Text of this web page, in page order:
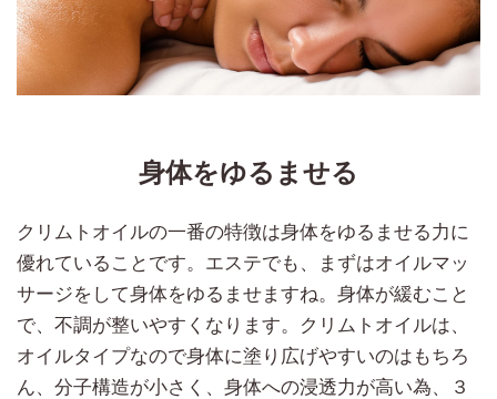
身体をゆるませる
クリムトオイルの一番の特徴は身体をゆるませる力に
優れていることです。エステでも、まずはオイルマッ
サージをして身体をゆるませますね。身体が緩むこと
で、不調が整いやすくなります。クリムトオイルは、
オイルタイプなので身体に塗り広げやすいのはもちろ
ん、分子構造が小さく、身体への浸透力が高い為、３